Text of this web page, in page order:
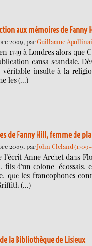
aux mémoires de Fanny
2009, parGuillaume
1749 à Londres alors
causa scandale.
véritable insulte à la
les (…)
de Fanny Hill, femme de
2009, parJohn Cleland (1709-
l’écrit Anne Archet dans
fils d’un colonel
que les francophones
(…)
de la Bibliothèque de Lisieux